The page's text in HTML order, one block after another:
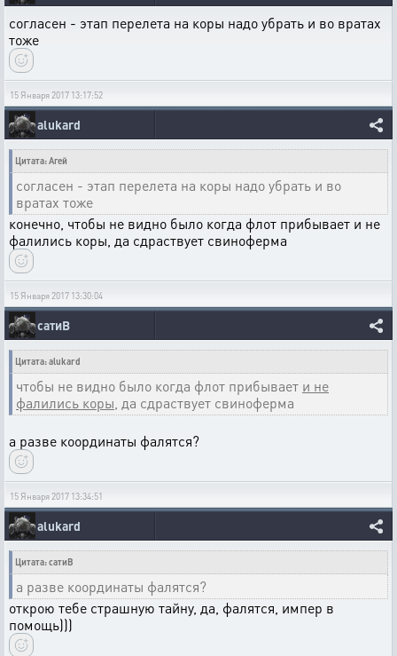
согласен - этап перелета на коры надо убрать и во вратах
тоже
15 Января 2017 13:17:52
alukard
Цитата: Агей
согласен - этап перелета на коры надо убрать и во
вратах тоже
конечно, чтобы не видно было когда флот прибывает и не
фалились коры, да сдраствует свиноферма
15 Января 2017 13:30:04
сатиВ
Цитата: alukard
чтобы не видно было когда флот прибывает и не
фалились коры, да сдраствует свиноферма
а разве координаты фалятся?
15 Января 2017 13:34:51
alukard
Цитата: сатиВ
а разве координаты фалятся?
открою тебе страшную тайну, да, фалятся, импер в
помощь)))